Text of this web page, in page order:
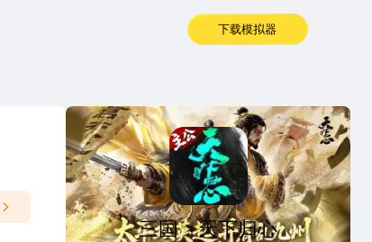
下载模拟器
三国：天下归心
三国：天下归心